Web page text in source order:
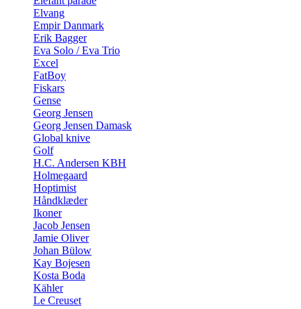
Elvang
Empir Danmark
Erik Bagger
Eva Solo / Eva Trio
Excel
FatBoy
Fiskars
Gense
Georg Jensen
Georg Jensen Damask
Global knive
Golf
H.C. Andersen KBH
Holmegaard
Hoptimist
Håndklæder
Ikoner
Jacob Jensen
Jamie Oliver
Johan Bülow
Kay Bojesen
Kosta Boda
Kähler
Le Creuset